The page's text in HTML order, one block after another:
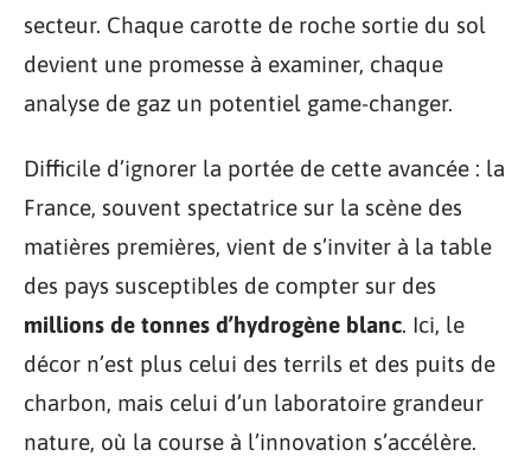
secteur. Chaque carotte de roche sortie du sol
devient une promesse à examiner, chaque
analyse de gaz un potentiel game-changer.
Difficile d’ignorer la portée de cette avancée : la
France, souvent spectatrice sur la scène des
matières premières, vient de s’inviter à la table
des pays susceptibles de compter sur des
millions de tonnes d’hydrogène blanc. Ici, le
décor n’est plus celui des terrils et des puits de
charbon, mais celui d’un laboratoire grandeur
nature, où la course à l’innovation s’accélère.